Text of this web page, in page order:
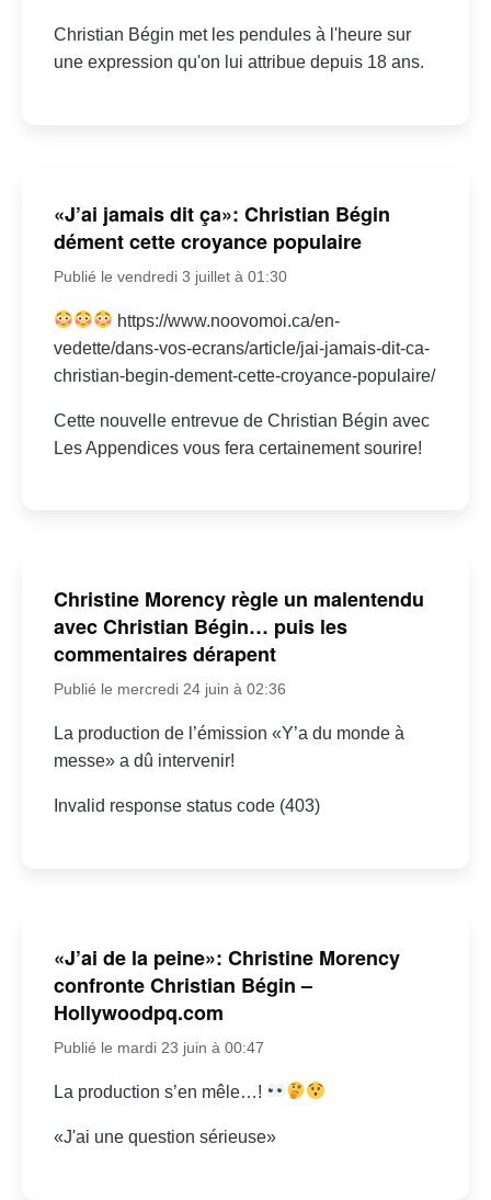
Christian Bégin met les pendules à l'heure sur
une expression qu'on lui attribue depuis 18 ans.
«J’ai jamais dit ça»: Christian Bégin
dément cette croyance populaire
Publié le vendredi 3 juillet à 01:30
https://www.noovomoi.ca/en-
vedette/dans-vos-ecrans/article/jai-jamais-dit-ca-
christian-begin-dement-cette-croyance-populaire/
Cette nouvelle entrevue de Christian Bégin avec
Les Appendices vous fera certainement sourire!
Christine Morency règle un malentendu
avec Christian Bégin… puis les
commentaires dérapent
Publié le mercredi 24 juin à 02:36
La production de l’émission «Y’a du monde à
messe» a dû intervenir!
Invalid response status code (403)
«J’ai de la peine»: Christine Morency
confronte Christian Bégin –
Hollywoodpq.com
Publié le mardi 23 juin à 00:47
La production s’en mêle…!
«J'ai une question sérieuse»